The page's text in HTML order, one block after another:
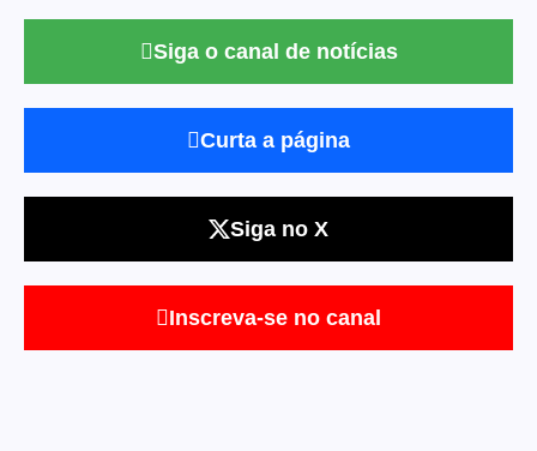
Siga o canal de notícias
Curta a página
Siga no X
Inscreva-se no canal